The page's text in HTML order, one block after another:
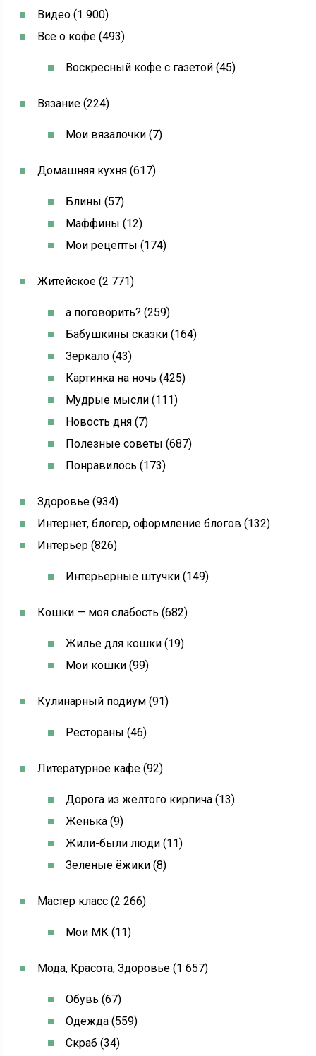
Видео (1 900)
Все о кофе (493)
Воскресный кофе с газетой (45)
Вязание (224)
Мои вязалочки (7)
Домашняя кухня (617)
Блины (57)
Маффины (12)
Мои рецепты (174)
Житейское (2 771)
а поговорить? (259)
Бабушкины сказки (164)
Зеркало (43)
Картинка на ночь (425)
Мудрые мысли (111)
Новость дня (7)
Полезные советы (687)
Понравилось (173)
Здоровье (934)
Интернет, блогер, оформление блогов (132)
Интерьер (826)
Интерьерные штучки (149)
Кошки — моя слабость (682)
Жилье для кошки (19)
Мои кошки (99)
Кулинарный подиум (91)
Рестораны (46)
Литературное кафе (92)
Дорога из желтого кирпича (13)
Женька (9)
Жили-были люди (11)
Зеленые ёжики (8)
Мастер класс (2 266)
Мои МК (11)
Мода, Красота, Здоровье (1 657)
Обувь (67)
Одежда (559)
Скраб (34)